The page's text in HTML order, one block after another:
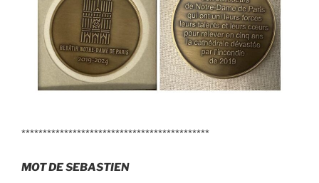
********************************************
MOT DE SEBASTIEN